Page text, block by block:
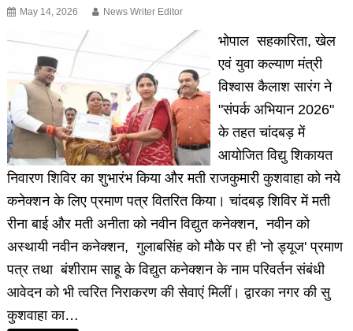
May 14, 2026 News Writer Editor
भोपाल सहकारिता, खेल
एवं युवा कल्याण मंत्री
विश्वास कैलाश सारंग ने
"संपर्क अभियान 2026"
के तहत चांदबड़ में
आयोजित विद्यु शिकायत
निवारण शिविर का शुभारंभ किया और मती राजकुमारी कुशवाहा को नये
कनेक्शन के लिए प्रमाण पत्र वितरित किया। चांदबड़ शिविर में मती
रीना बाई और मती अनीता को नवीन विद्युत कनेक्शन, नवीन को
अस्थायी नवीन कनेक्शन, गुलाबसिंह को मौके पर ही 'नो ड्यूज' प्रमाण
पत्र तथा बंशीराम साहू के विद्युत कनेक्शन के नाम परिवर्तन संबंधी
आवेदन को भी त्वरित निराकरण की सेवाएं मिलीं। द्वारका नगर की सु
कुशवाहा का…